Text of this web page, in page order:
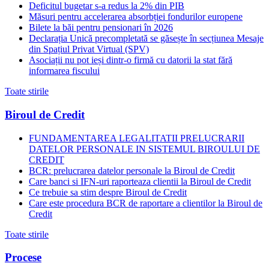
Deficitul bugetar s-a redus la 2% din PIB
Măsuri pentru accelerarea absorbției fondurilor europene
Bilete la băi pentru pensionari în 2026
Declarația Unică precompletată se găsește în secțiunea Mesaje
din Spațiul Privat Virtual (SPV)
Asociații nu pot ieși dintr-o firmă cu datorii la stat fără
informarea fiscului
Toate stirile
Biroul de Credit
FUNDAMENTAREA LEGALITATII PRELUCRARII
DATELOR PERSONALE IN SISTEMUL BIROULUI DE
CREDIT
BCR: prelucrarea datelor personale la Biroul de Credit
Care banci si IFN-uri raporteaza clientii la Biroul de Credit
Ce trebuie sa stim despre Biroul de Credit
Care este procedura BCR de raportare a clientilor la Biroul de
Credit
Toate stirile
Procese